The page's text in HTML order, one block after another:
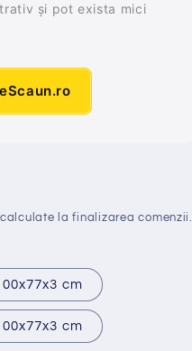
și pot exista mici
la finalizarea comenzii.
cm
cm